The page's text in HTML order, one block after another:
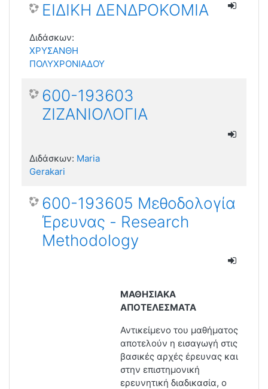
ΕΙΔΙΚΗ ΔΕΝΔΡΟΚΟΜΙΑ
Διδάσκων:
ΧΡΥΣΑΝΘΗ
ΠΟΛΥΧΡΟΝΙΑΔΟΥ
600-193603
ΖΙΖΑΝΙΟΛΟΓΙΑ
Διδάσκων: Maria
Gerakari
600-193605 Μεθοδολογία
Έρευνας - Research
Methodology
ΜΑΘΗΣΙΑΚΑ
ΑΠΟΤΕΛΕΣΜΑΤΑ
Αντικείμενο του μαθήματος
αποτελούν η εισαγωγή στις
βασικές αρχές έρευνας και
στην επιστημονική
ερευνητική διαδικασία, ο